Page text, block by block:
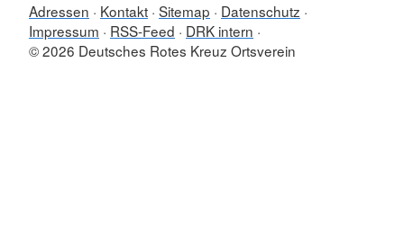
Adressen Kontakt Sitemap
Datenschutz
Impressum
RSS-Feed
DRK intern
© 2026 Deutsches Rotes Kreuz Ortsverein